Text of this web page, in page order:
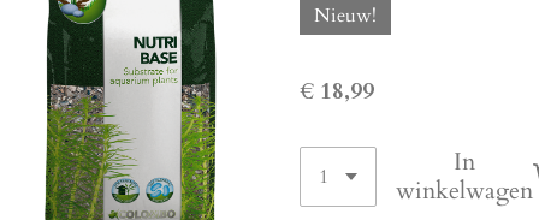
Nieuw!
€ 18,99
In
winkelwagen